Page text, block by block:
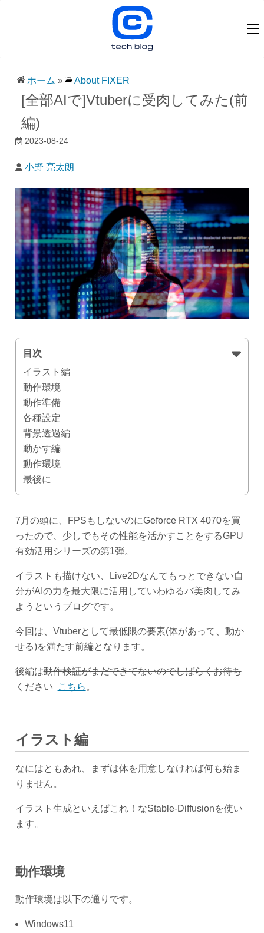
ホーム » About FIXER
[全部AIで]Vtuberに受肉してみた(前
編)
2023-08-24
小野 亮太朗
目次
イラスト編
動作環境
動作準備
各種設定
背景透過編
動かす編
動作環境
最後に
7月の頭に、FPSもしないのにGeforce RTX 4070を買
ったので、少しでもその性能を活かすことをするGPU
有効活用シリーズの第1弾。
イラストも描けない、Live2Dなんてもっとできない自
分がAIの力を最大限に活用していわゆるバ美肉してみ
ようというブログです。
今回は、Vtuberとして最低限の要素(体があって、動か
せる)を満たす前編となります。
後編は動作検証がまだできてないのでしばらくお待ち
ください こちら 。
イラスト編
なにはともあれ、まずは体を用意しなければ何も始ま
りません。
イラスト生成といえばこれ！なStable-Diffusionを使い
ます。
動作環境
動作環境は以下の通りです。
Windows11